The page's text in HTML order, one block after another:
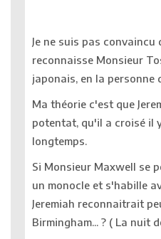
Je ne suis pas convaincu
reconnaisse Monsieur
japonais, en la personne
Ma théorie c'est que
potentat, qu'il a croisé il
longtemps.
Si Monsieur Maxwell se
un monocle et s'habille
Jeremiah reconnaitrait
Birmingham... ? ( La nuit